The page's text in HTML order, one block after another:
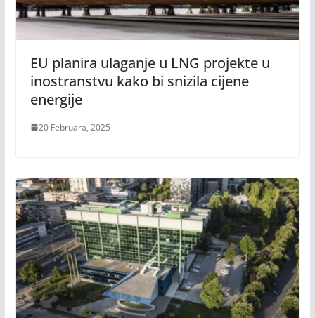
EU planira ulaganje u LNG projekte u
inostranstvu kako bi snizila cijene
energije
20 Februara, 2025